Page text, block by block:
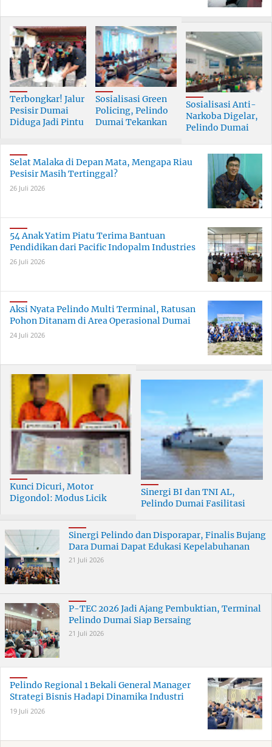
Terbongkar! Jalur
Pesisir Dumai
Diduga Jadi Pintu
Skala Besar
Sosialisasi Green
Policing, Pelindo
Dumai Tekankan
Bersama
Sosialisasi Anti-
Narkoba Digelar,
Pelindo Dumai
Selat Malaka di Depan Mata, Mengapa Riau
Pesisir Masih Tertinggal?
26 Juli 2026
54 Anak Yatim Piatu Terima Bantuan
Pendidikan dari Pacific Indopalm Industries
26 Juli 2026
Aksi Nyata Pelindo Multi Terminal, Ratusan
Pohon Ditanam di Area Operasional Dumai
24 Juli 2026
Kunci Dicuri, Motor
Digondol: Modus Licik
Terungkap
Sinergi BI dan TNI AL,
Pelindo Dumai Fasilitasi
Sinergi Pelindo dan Disporapar, Finalis Bujang
Dara Dumai Dapat Edukasi Kepelabuhanan
21 Juli 2026
P-TEC 2026 Jadi Ajang Pembuktian, Terminal
Pelindo Dumai Siap Bersaing
21 Juli 2026
Pelindo Regional 1 Bekali General Manager
Strategi Bisnis Hadapi Dinamika Industri
19 Juli 2026